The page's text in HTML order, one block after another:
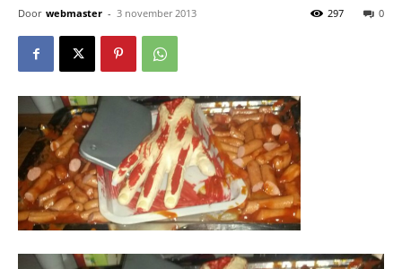
Door webmaster - 3 november 2013 0
297